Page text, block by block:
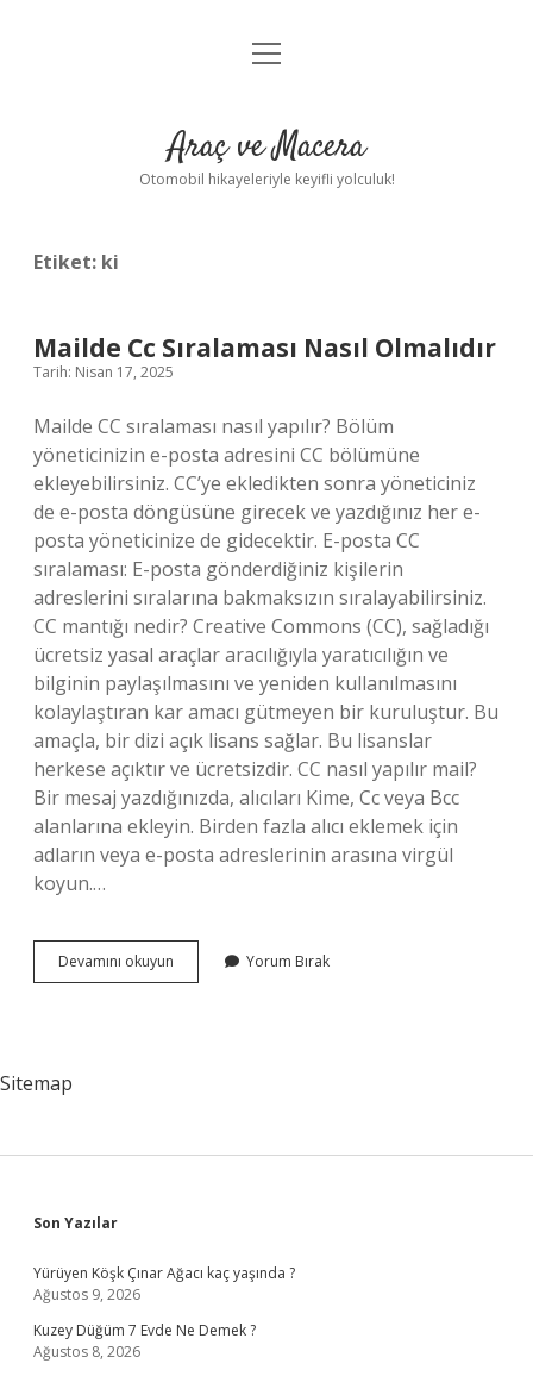
Anasayfa
Yasal Uyarı
menüyü
Araç ve Macera
Otomobil hikayeleriyle keyifli yolculuk!
Etiket: ki
Mailde Cc Sıralaması Nasıl Olmalıdır
Tarih: Nisan 17, 2025
Mailde CC sıralaması nasıl yapılır? Bölüm
yöneticinizin e-posta adresini CC bölümüne
ekleyebilirsiniz. CC’ye ekledikten sonra yöneticiniz
de e-posta döngüsüne girecek ve yazdığınız her e-
posta yöneticinize de gidecektir. E-posta CC
sıralaması: E-posta gönderdiğiniz kişilerin
adreslerini sıralarına bakmaksızın sıralayabilirsiniz.
CC mantığı nedir? Creative Commons (CC), sağladığı
ücretsiz yasal araçlar aracılığıyla yaratıcılığın ve
bilginin paylaşılmasını ve yeniden kullanılmasını
kolaylaştıran kar amacı gütmeyen bir kuruluştur. Bu
amaçla, bir dizi açık lisans sağlar. Bu lisanslar
herkese açıktır ve ücretsizdir. CC nasıl yapılır mail?
Bir mesaj yazdığınızda, alıcıları Kime, Cc veya Bcc
alanlarına ekleyin. Birden fazla alıcı eklemek için
adların veya e-posta adreslerinin arasına virgül
koyun.…
Devamını okuyun
Cc
Yorum Bırak
Sitemap
Sidebar
Son Yazılar
Yürüyen Köşk Çınar Ağacı kaç yaşında ?
Ağustos 9, 2026
Kuzey Düğüm 7 Evde Ne Demek ?
Ağustos 8, 2026